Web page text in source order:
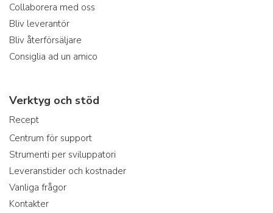
Collaborera med oss
Bliv leverantör
Bliv återförsäljare
Consiglia ad un amico
Verktyg och stöd
Recept
Centrum för support
Strumenti per sviluppatori
Leveranstider och kostnader
Vanliga frågor
Kontakter